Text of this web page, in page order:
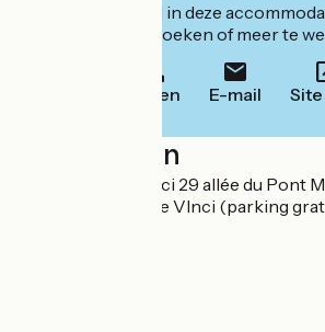
Geïnteresseerd in deze
website om te boeken of meer te
Bellen E-mail
Localisation
DOM PACELLO Sci 29 allée du Pont
avenue Léonard de VInci (parking